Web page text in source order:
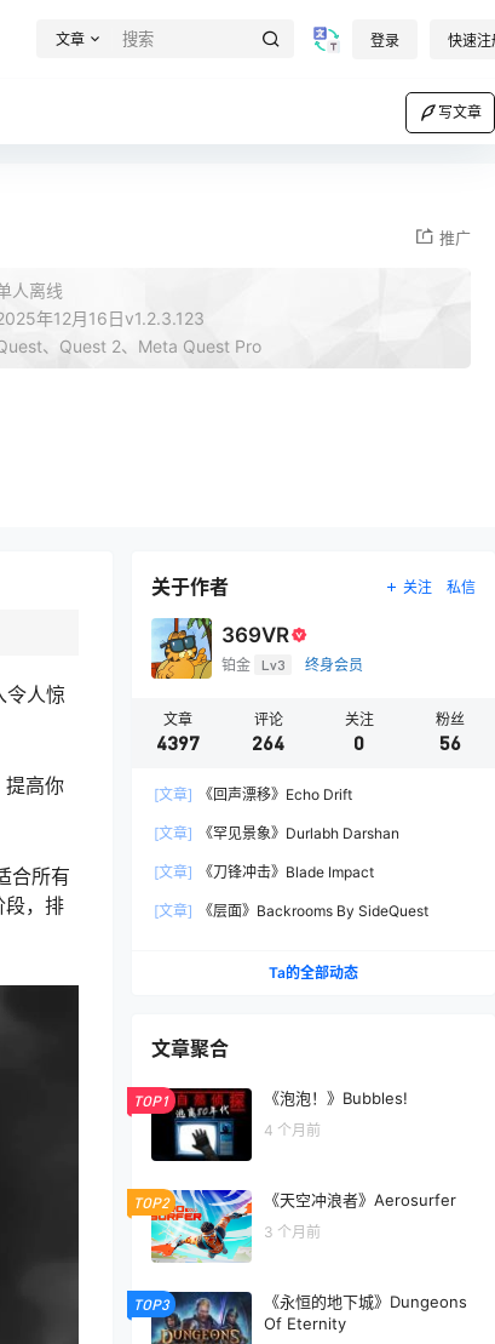
文章 登录 快速注
写文章
推广
人离线
年12月16日v1.2.3.123
、Quest 2、Meta Quest Pro
令人惊
提高你
合所有
段，排
关于作者 关注 私信
369VR
铂金 Lv3 终身会员
文章
4397
评论
264
关注
0
粉丝
56
[文章] 《回声漂移》Echo Drift
[文章] 《罕见景象》Durlabh Darshan
[文章] 《刀锋冲击》Blade Impact
[文章] 《层面》Backrooms By SideQuest
Ta的全部动态
文章聚合
TOP1 《泡泡！》Bubbles!
4 个月前
TOP2 《天空冲浪者》Aerosurfer
3 个月前
TOP3
《永恒的地下城》Dungeons
Of Eternity